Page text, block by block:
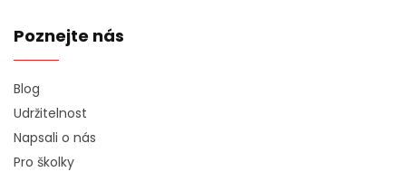
Poznejte nás
Blog
Udržitelnost
Napsali o nás
Pro školky